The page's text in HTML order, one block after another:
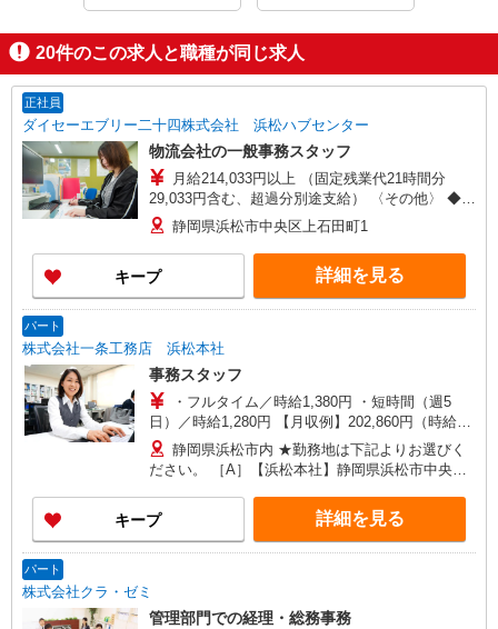
20件のこの求人と職種が同じ求人
正社員
ダイセーエブリー二十四株式会社 浜松ハブセンター
物流会社の一般事務スタッフ
月給214,033円以上 （固定残業代21時間分
29,033円含む、超過分別途支給） 〈その他〉 ◆昇
給あり ◆賞与年2回 ◆交通費規定支給
静岡県浜松市中央区上石田町1
キープ 詳細を見る
パート
株式会社一条工務店 浜松本社
事務スタッフ
・フルタイム／時給1,380円 ・短時間（週5
日）／時給1,280円 【月収例】202,860円（時給
1,380円、21日勤務の場合）
静岡県浜松市内 ★勤務地は下記よりお選びく
ださい。 ［A］【浜松本社】静岡県浜松市中央区
【龍禅寺事務所】静岡県浜松市中央区龍禅寺町
854 ※フルタイムのみ ［C］【㈱日本産業 浜松
工場 事務所】静岡県浜松市中央区倉松町4040番
キープ 詳細を見る
パート
株式会社クラ・ゼミ
管理部門での経理・総務事務